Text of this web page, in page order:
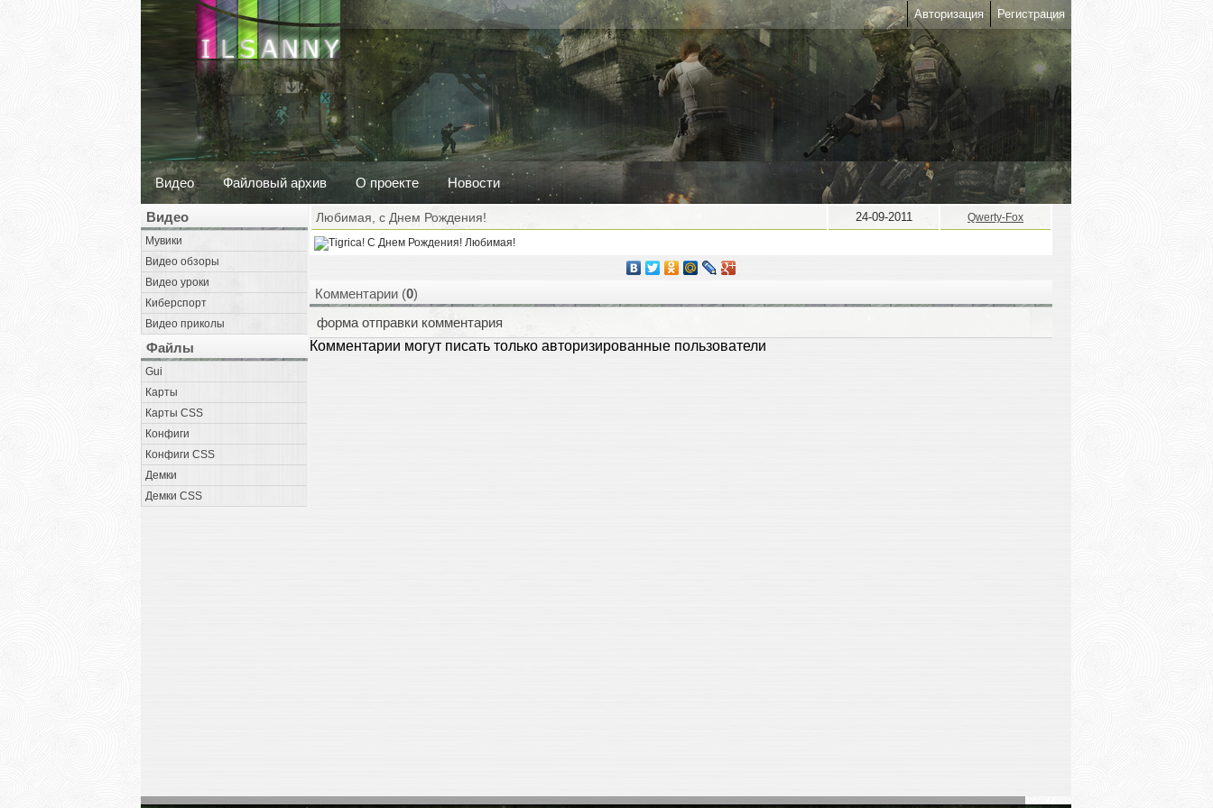
Авторизация Регистрация
Видео Файловый архив О проекте Новости
Видео
Мувики
Видео обзоры
Видео уроки
Киберспорт
Видео приколы
Файлы
Gui
Карты
Карты CSS
Конфиги
Конфиги CSS
Демки
Демки CSS
Любимая, с Днем Рождения! 24-09-2011 Qwerty-Fox
Комментарии (0)
форма отправки комментария
Комментарии могут писать только авторизированные пользователи